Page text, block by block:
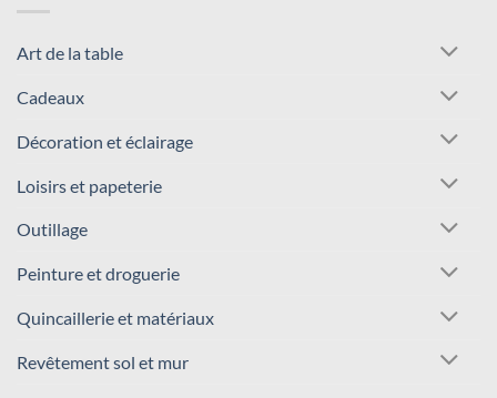
Art de la table
Cadeaux
Décoration et éclairage
Loisirs et papeterie
Outillage
Peinture et droguerie
Quincaillerie et matériaux
Revêtement sol et mur